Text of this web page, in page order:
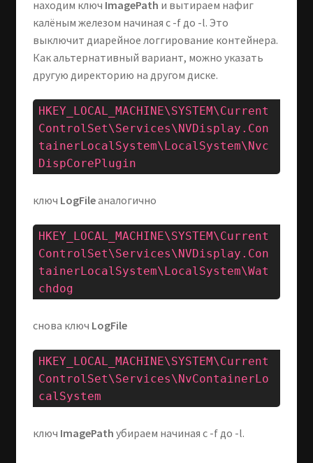
находим ключ ImagePath и вытираем нафиг
калёным железом начиная с -f до -l. Это
выключит диарейное логгирование контейнера.
Как альтернативный вариант, можно указать
другую директорию на другом диске.
HKEY_LOCAL_MACHINE\SYSTEM\Current
ControlSet\Services\NVDisplay.Con
tainerLocalSystem\LocalSystem\Nvc
DispCorePlugin
ключ LogFileаналогично
HKEY_LOCAL_MACHINE\SYSTEM\Current
ControlSet\Services\NVDisplay.Con
tainerLocalSystem\LocalSystem\Wat
chdog
снова ключ LogFile
HKEY_LOCAL_MACHINE\SYSTEM\Current
ControlSet\Services\NvContainerLo
calSystem
ключ ImagePath убираем начиная с -f до -l.